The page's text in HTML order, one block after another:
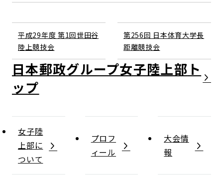
平成29年度 第1回世田谷
陸上競技会
第256回 日本体育大学長
距離競技会
日本郵政グループ女子陸上部
女子陸
上部に
ついて
プロフ
ィール
大会情
報